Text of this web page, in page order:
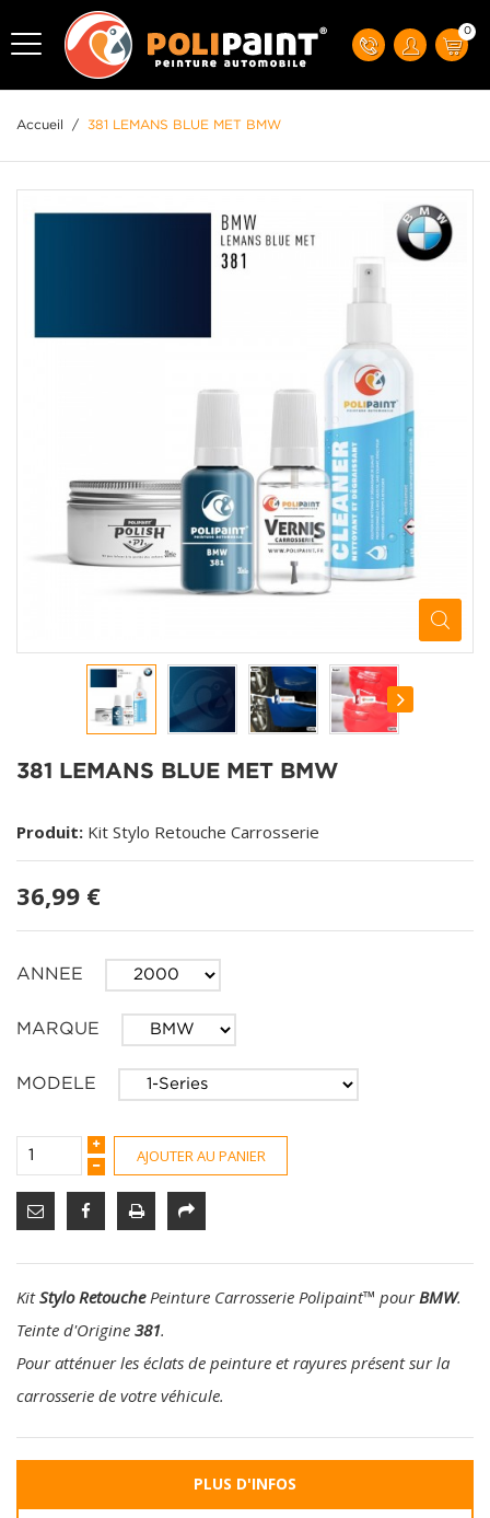
0
Accueil / 381 LEMANS BLUE MET BMW
381 LEMANS BLUE MET BMW
Produit: Kit Stylo Retouche Carrosserie
36,99 €
ANNEE
MARQUE
MODELE
AJOUTER AU PANIER
KitStylo RetouchePeinture Carrosserie Polipaint™ pourBMW.
Teinte d'Origine 381.
Pour atténuer les éclats de peinture et rayures présent sur la
carrosserie de votre véhicule.
PLUS D'INFOS